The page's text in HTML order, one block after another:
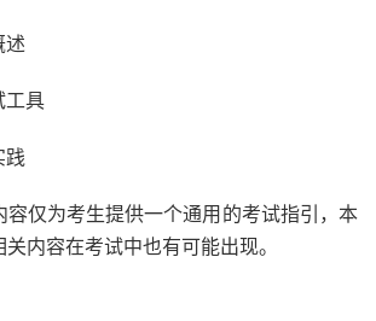
述
工具
践
容仅为考生提供一个通用的考试指引，本
内容在考试中也有可能出现。